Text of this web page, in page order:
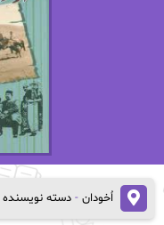
اُخودان- دسته نویسنده